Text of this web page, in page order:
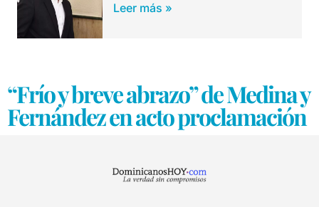
Leer más »
“Frío y breve abrazo” de Medina y
Fernández en acto proclamación